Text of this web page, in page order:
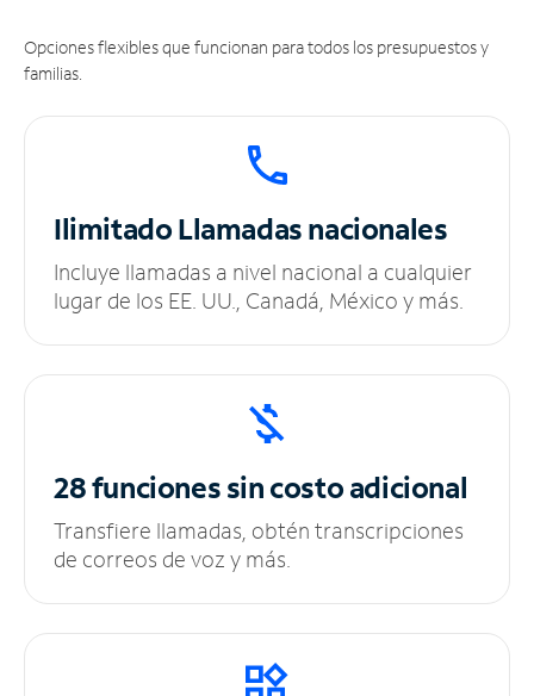
Opciones flexibles que funcionan para todos los presupuestos y
familias.
IlimitadoLlamadas nacionales
Incluye llamadas a nivel nacional a cualquier
lugar de los EE. UU., Canadá, México y más.
28 funciones sincosto adicional
Transfiere llamadas, obtén transcripciones
de correos de voz y más.